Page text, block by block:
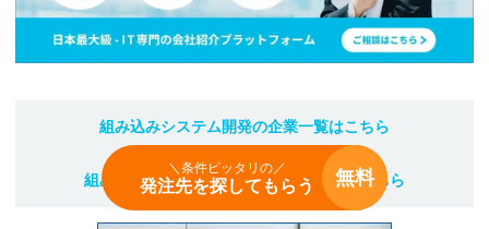
組み込みシステム開発の企業一覧はこちら
組み込みシステム開発のおすすめ企業はこちら
＼条件ピッタリの／
発注先を探してもらう 無料